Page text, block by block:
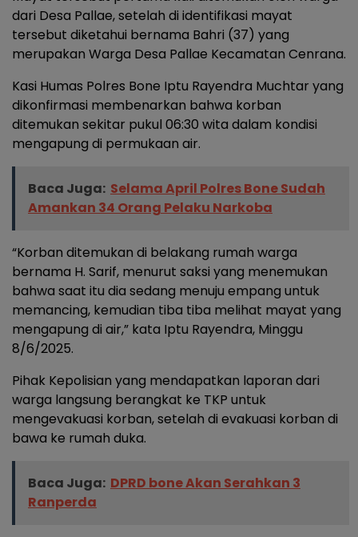
dari Desa Pallae, setelah di identifikasi mayat
tersebut diketahui bernama Bahri (37) yang
merupakan Warga Desa Pallae Kecamatan Cenrana.
Kasi Humas Polres Bone Iptu Rayendra Muchtar yang
dikonfirmasi membenarkan bahwa korban
ditemukan sekitar pukul 06:30 wita dalam kondisi
mengapung di permukaan air.
Baca Juga: Selama April Polres Bone Sudah
Amankan 34 Orang Pelaku Narkoba
“Korban ditemukan di belakang rumah warga
bernama H. Sarif, menurut saksi yang menemukan
bahwa saat itu dia sedang menuju empang untuk
memancing, kemudian tiba tiba melihat mayat yang
mengapung di air,” kata Iptu Rayendra, Minggu
8/6/2025.
Pihak Kepolisian yang mendapatkan laporan dari
warga langsung berangkat ke TKP untuk
mengevakuasi korban, setelah di evakuasi korban di
bawa ke rumah duka.
Baca Juga: DPRD bone Akan Serahkan 3
Ranperda